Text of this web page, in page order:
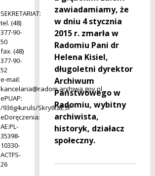
SEKRETARIAT:
tel. (48)
377-90-
50
fax. (48)
377-90-
52
e-mail:
kancelaria@radom.archiwa.gov.pl
ePUAP:
/936g4uruls/SkrytkaESP
eDoręczenia:
AE:PL-
35398-
10330-
ACTFS-
26
zawiadamiamy, że
w dniu 4 stycznia
2015 r. zmarła w
Radomiu Pani dr
Helena Kisiel,
długoletni dyrektor
Archiwum
Państwowego w
Radomiu, wybitny
archiwista,
historyk, działacz
społeczny.